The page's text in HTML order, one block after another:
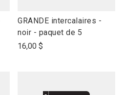
link
to
open
GRANDE intercalaires -
noir - paquet de 5
16,00 $